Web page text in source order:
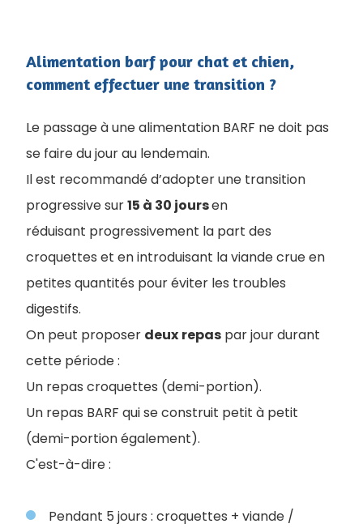
Alimentation barf pour chat et chien,
comment effectuer une transition ?
Le passage à une alimentation BARF ne doit pas
se faire du jour au lendemain.
Il est recommandé d’adopter une transition
progressive sur15 à 30 joursen
réduisant progressivement la part des
croquettes et en introduisant la viande crue en
petites quantités pour éviter les troubles
digestifs.
On peut proposer deux repas par jour durant
cette période :
Un repas croquettes (demi-portion).
Un repas BARF qui se construit petit à petit
(demi-portion également).
C'est-à-dire :
Pendant 5 jours : croquettes + viande /